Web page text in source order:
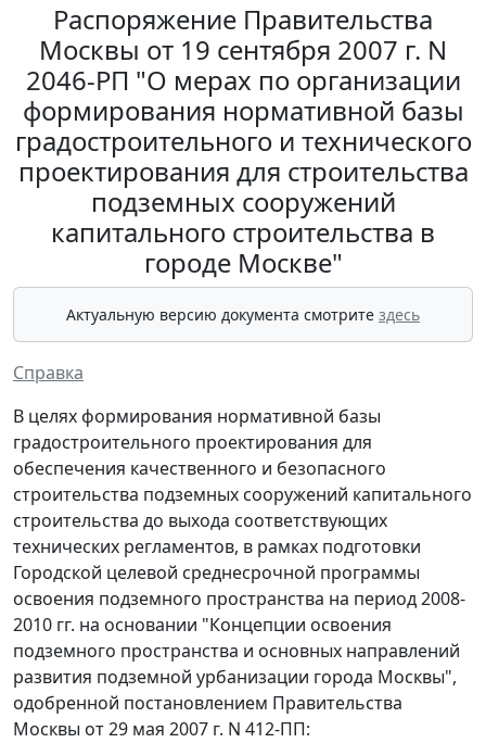
Распоряжение Правительства
Москвы от 19 сентября 2007 г. N
2046-РП "О мерах по организации
формирования нормативной базы
градостроительного и технического
проектирования для строительства
подземных сооружений
капитального строительства в
городе Москве"
Актуальную версию документа смотрите здесь
Справка
В целях формирования нормативной базы
градостроительного проектирования для
обеспечения качественного и безопасного
строительства подземных сооружений капитального
строительства до выхода соответствующих
технических регламентов, в рамках подготовки
Городской целевой среднесрочной программы
освоения подземного пространства на период 2008-
2010 гг. на основании "Концепции освоения
подземного пространства и основных направлений
развития подземной урбанизации города Москвы",
одобренной постановлением Правительства
Москвы от 29 мая 2007 г. N 412-ПП: